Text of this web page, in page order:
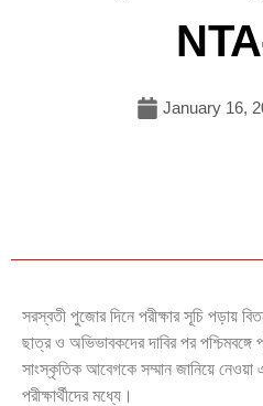
January 16,
সরস্বতী পুজোর দিনে পরীক্ষার সূচি পড়ায়
ছাত্র ও অভিভাবকদের দাবির পর পশ্চিমবঙ্গে
সাংস্কৃতিক আবেগকে সম্মান জানিয়ে নেওয়া
পরীক্ষার্থীদের মধ্যে।